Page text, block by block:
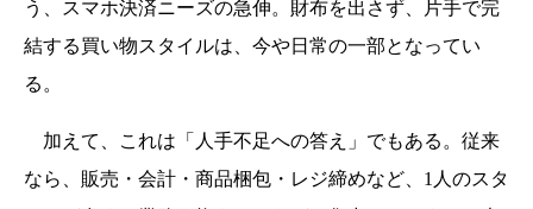
う、スマホ決済ニーズの急伸。財布を出さず、片手で完
結する買い物スタイルは、今や日常の一部となってい
る。
加えて、これは「人手不足への答え」でもある。従来
なら、販売・会計・商品梱包・レジ締めなど、1人のスタ